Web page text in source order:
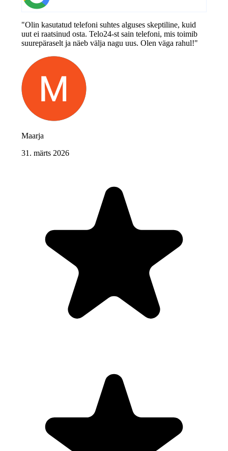
"Olin kasutatud telefoni suhtes alguses skeptiline, kuid
uut ei raatsinud osta. Telo24-st sain telefoni, mis toimib
suurepäraselt ja näeb välja nagu uus. Olen väga rahul!"
Maarja
31. märts 2026